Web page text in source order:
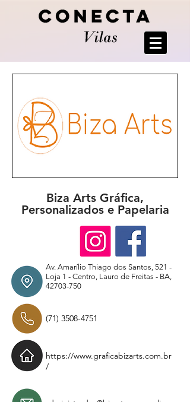
Biza Arts Gráfica,
Personalizados e Papelaria
Av. Amarílio Thiago dos Santos, 521 -
Loja 1 - Centro, Lauro de Freitas - BA,
42703-750
(71) 3508-4751
https://www.graficabizarts.com.br
/